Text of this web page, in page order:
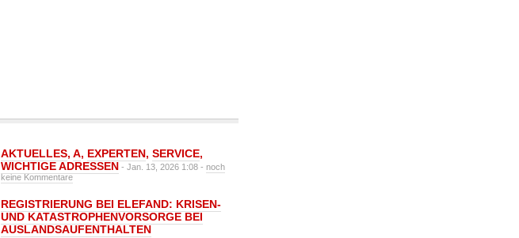
AKTUELLES, A, EXPERTEN, SERVICE,
WICHTIGE ADRESSEN - Jan. 13, 2026 1:08 - noch
keine Kommentare
REGISTRIERUNG BEI ELEFAND: KRISEN-
UND KATASTROPHENVORSORGE BEI
AUSLANDSAUFENTHALTEN